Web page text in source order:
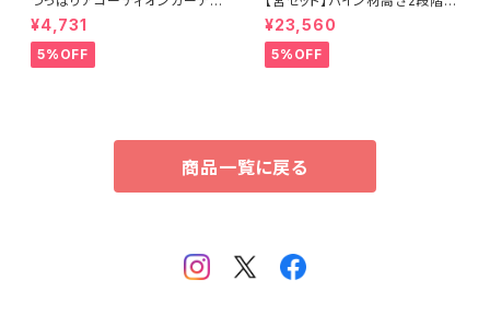
ン 100×174cm SH-16-TA
DC
¥4,731
5%OFF
整脚付きすのこベッド(ダブル)
¥23,560
5%OFF
商品一覧に戻る